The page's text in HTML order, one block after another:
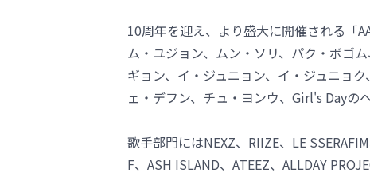
10周年を迎え、より盛大に開催される「
ム・ユジョン、ムン・ソリ、パク・ボゴ
ギョン、イ・ジュニョン、イ・ジュニョ
ェ・デフン、チュ・ヨンウ、Girl's Dayの
歌手部門にはNEXZ、RIIZE、LE
F、ASH ISLAND、ATEEZ、ALLDAY